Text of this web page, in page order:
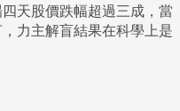
天股價跌幅超過三成，當
力主解盲結果在科學上是